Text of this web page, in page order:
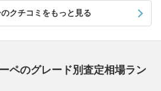
クチコミをもっと見る
ペのグレード別査定相場ラン